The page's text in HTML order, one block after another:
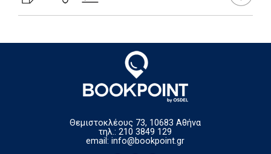
Θεμιστοκλέους 73, 10683 Αθήνα
τηλ.: 210 3849 129
email:info@bookpoint.gr